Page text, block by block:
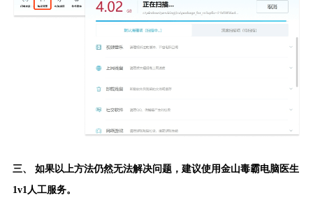
三、 如果以上方法仍然无法解决问题，建议使用金山毒霸电脑医生
1v1人工服务。